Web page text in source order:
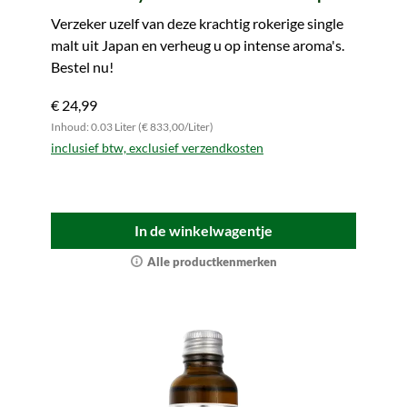
Verzeker uzelf van deze krachtig rokerige single
malt uit Japan en verheug u op intense aroma's.
Bestel nu!
€ 24,99
Inhoud: 0.03 Liter (€ 833,00/Liter)
inclusief btw, exclusief verzendkosten
In de winkelwagentje
Alle productkenmerken